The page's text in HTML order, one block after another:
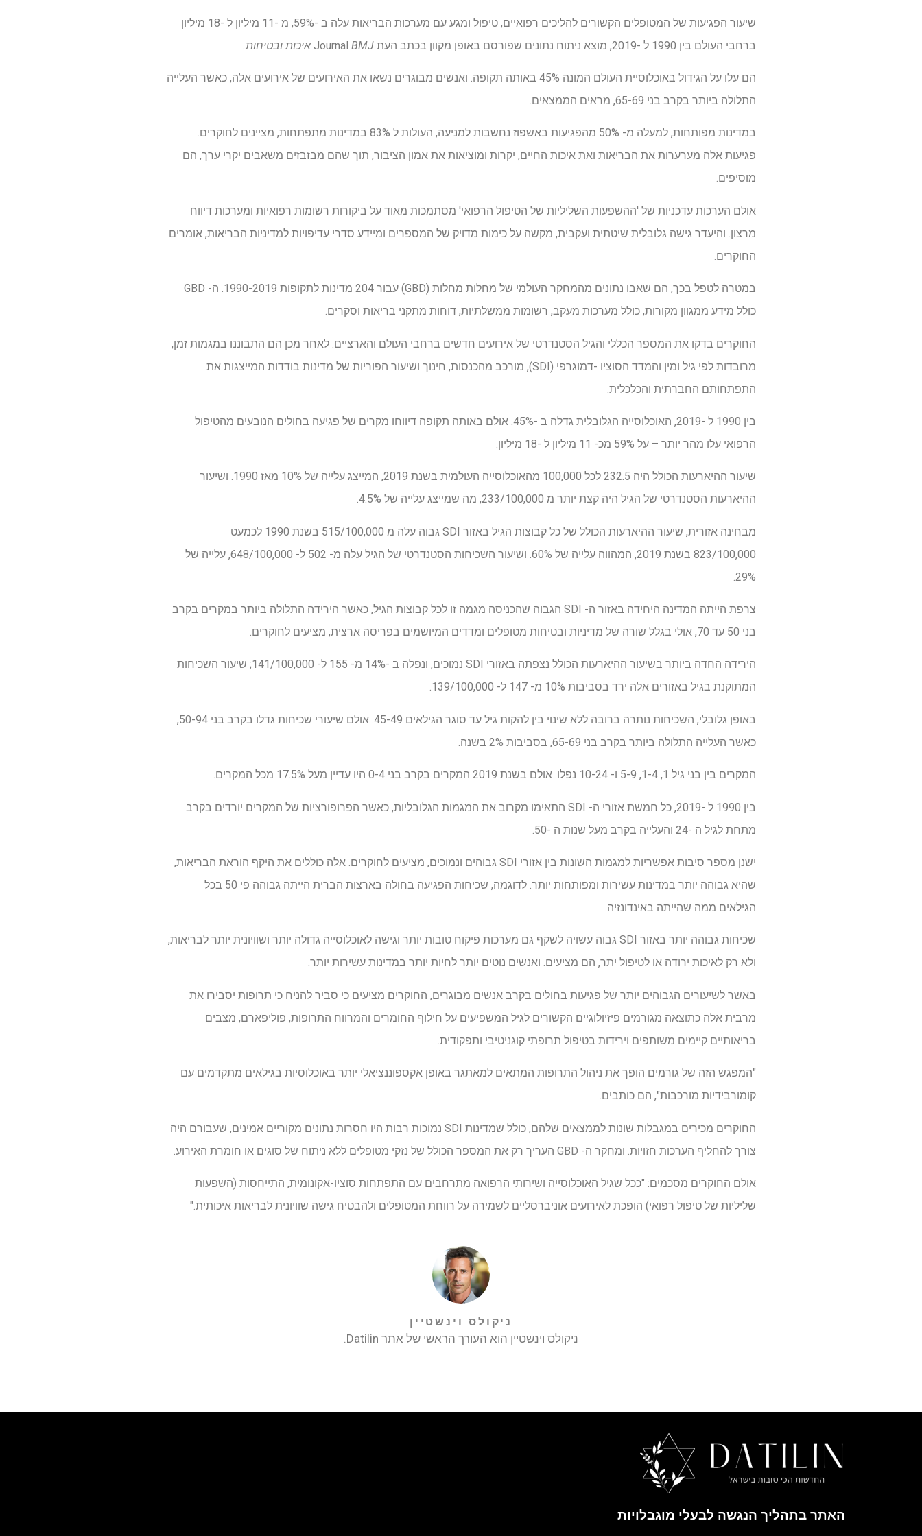
שיעור הפגיעות של המטופלים הקשורים להליכים רפואיים, טיפול ומגע עם מערכות הבריאות עלה ב -59%, מ -11 מיליון ל -18 מיליון
ברחבי העולם בין 1990 ל -2019, מוצא ניתוח נתונים שפורסם באופן מקוון בכתב העת Journal
BMJ איכות ובטיחות.
הם עלו על הגידול באוכלוסיית העולם המונה 45% באותה תקופה. ואנשים מבוגרים נשאו את האירועים של אירועים אלה, כאשר העלייה
התלולה ביותר בקרב בני 65-69, מראים הממצאים.
במדינות מפותחות, למעלה מ- 50% מהפגיעות באשפוז נחשבות למניעה, העולות ל 83% במדינות מתפתחות, מציינים לחוקרים.
פגיעות אלה מערערות את הבריאות ואת איכות החיים, יקרות ומוציאות את אמון הציבור, תוך שהם מבזבזים משאבים יקרי ערך, הם
מוסיפים.
אולם הערכות עדכניות של 'ההשפעות השליליות של הטיפול הרפואי' מסתמכות מאוד על ביקורות רשומות רפואיות ומערכות דיווח
מרצון. והיעדר גישה גלובלית שיטתית ועקבית, מקשה על כימות מדויק של המספרים ומיידע סדרי עדיפויות למדיניות הבריאות, אומרים
החוקרים.
במטרה לטפל בכך, הם שאבו נתונים מהמחקר העולמי של מחלות מחלות (GBD) עבור 204 מדינות לתקופות 1990-2019. ה- GBD
כולל מידע ממגוון מקורות, כולל מערכות מעקב, רשומות ממשלתיות, דוחות מתקני בריאות וסקרים.
החוקרים בדקו את המספר הכללי והגיל הסטנדרטי של אירועים חדשים ברחבי העולם והארציים. לאחר מכן הם התבוננו במגמות זמן,
מרובדות לפי גיל ומין והמדד הסוציו -דמוגרפי (SDI), מורכב מהכנסות, חינוך ושיעור הפוריות של מדינות בודדות המייצגות את
התפתחותם החברתית והכלכלית.
בין 1990 ל -2019, האוכלוסייה הגלובלית גדלה ב -45%. אולם באותה תקופה דיווחו מקרים של פגיעה בחולים הנובעים מהטיפול
הרפואי עלו מהר יותר – על 59% מכ- 11 מיליון ל -18 מיליון.
שיעור ההיארעות הכולל היה 232.5 לכל 100,000 מהאוכלוסייה העולמית בשנת 2019, המייצג עלייה של 10% מאז 1990. ושיעור
ההיארעות הסטנדרטי של הגיל היה קצת יותר מ 233/100,000, מה שמייצג עלייה של 4.5%.
מבחינה אזורית, שיעור ההיארעות הכולל של כל קבוצות הגיל באזור SDI גבוה עלה מ 515/100,000 בשנת 1990 לכמעט
823/100,000 בשנת 2019, המהווה עלייה של 60%. ושיעור השכיחות הסטנדרטי של הגיל עלה מ- 502 ל- 648/100,000, עלייה של
29%.
צרפת הייתה המדינה היחידה באזור ה- SDI הגבוה שהכניסה מגמה זו לכל קבוצות הגיל, כאשר הירידה התלולה ביותר במקרים בקרב
בני 50 עד 70, אולי בגלל שורה של מדיניות ובטיחות מטופלים ומדדים המיושמים בפריסה ארצית, מציעים לחוקרים.
הירידה החדה ביותר בשיעור ההיארעות הכולל נצפתה באזורי SDI נמוכים, ונפלה ב -14% מ- 155 ל- 141/100,000; שיעור השכיחות
המתוקנת בגיל באזורים אלה ירד בסביבות 10% מ- 147 ל- 139/100,000.
באופן גלובלי, השכיחות נותרה ברובה ללא שינוי בין להקות גיל עד סוגר הגילאים 45-49. אולם שיעורי שכיחות גדלו בקרב בני 50-94,
כאשר העלייה התלולה ביותר בקרב בני 65-69, בסביבות 2% בשנה.
המקרים בין בני גיל 1, 1-4, 5-9 ו- 10-24 נפלו. אולם בשנת 2019 המקרים בקרב בני 0-4 היו עדיין מעל 17.5% מכל המקרים.
בין 1990 ל -2019, כל חמשת אזורי ה- SDI התאימו מקרוב את המגמות הגלובליות, כאשר הפרופורציות של המקרים יורדים בקרב
מתחת לגיל ה -24 והעלייה בקרב מעל שנות ה -50.
ישנן מספר סיבות אפשריות למגמות השונות בין אזורי SDI גבוהים ונמוכים, מציעים לחוקרים. אלה כוללים את היקף הוראת הבריאות,
שהיא גבוהה יותר במדינות עשירות ומפותחות יותר. לדוגמה, שכיחות הפגיעה בחולה בארצות הברית הייתה גבוהה פי 50 בכל
הגילאים ממה שהייתה באינדונזיה.
שכיחות גבוהה יותר באזור SDI גבוה עשויה לשקף גם מערכות פיקוח טובות יותר וגישה לאוכלוסייה גדולה יותר ושוויונית יותר לבריאות,
ולא רק לאיכות ירודה או לטיפול יתר, הם מציעים. ואנשים נוטים יותר לחיות יותר במדינות עשירות יותר.
באשר לשיעורים הגבוהים יותר של פגיעות בחולים בקרב אנשים מבוגרים, החוקרים מציעים כי סביר להניח כי תרופות יסבירו את
מרבית אלה כתוצאה מגורמים פיזיולוגיים הקשורים לגיל המשפיעים על חילוף החומרים והמרווח התרופות, פוליפארם, מצבים
בריאותיים קיימים משותפים וירידות בטיפול תרופתי קוגניטיבי ותפקודית.
"המפגש הזה של גורמים הופך את ניהול התרופות המתאים למאתגר באופן אקספוננציאלי יותר באוכלוסיות בגילאים מתקדמים עם
קומורבידיות מורכבות", הם כותבים.
החוקרים מכירים במגבלות שונות לממצאים שלהם, כולל שמדינות SDI נמוכות רבות היו חסרות נתונים מקוריים אמינים, שעבורם היה
צורך להחליף הערכות חזויות. ומחקר ה- GBD העריך רק את המספר הכולל של נזקי מטופלים ללא ניתוח של סוגים או חומרת האירוע.
אולם החוקרים מסכמים: "ככל שגיל האוכלוסייה ושירותי הרפואה מתרחבים עם התפתחות סוציו-אקונומית, התייחסות (השפעות
שליליות של טיפול רפואי) הופכת לאירועים אוניברסליים לשמירה על רווחת המטופלים ולהבטיח גישה שוויונית לבריאות איכותית."
ניקולס וינשטיין
ניקולס וינשטיין הוא העורך הראשי של אתר Datilin.
האתר בתהליך הנגשה לבעלי מוגבלויות